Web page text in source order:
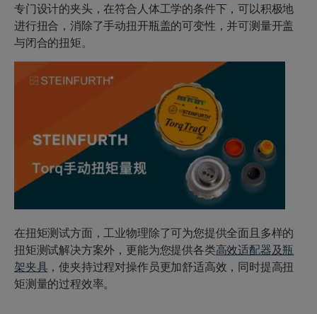
专门设计的夹头，在符合人体工学的条件下，可以积极地
进行扭合，消除了手动扭开瓶盖的可变性，并可测量开盖
与闭合的扭矩。
在扭矩测试方面，工业物理除了可为您提供全面且多样的
扭矩测试解决方案外，更能为您提供各类高效适配器及瓶
架夹具，使夹持过程对操作员更加舒适高效，同时提高扭
矩测量的过程效率。